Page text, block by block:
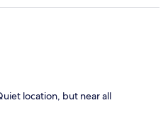
location, but near all